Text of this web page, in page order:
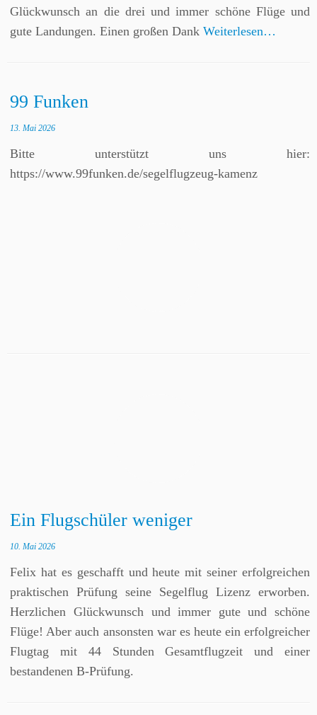
Glückwunsch an die drei und immer schöne Flüge und
gute Landungen. Einen großen DankWeiterlesen…
99 Funken
13. Mai 2026
Bitte unterstützt uns hier:
https://www.99funken.de/segelflugzeug-kamenz
Ein Flugschüler weniger
10. Mai 2026
Felix hat es geschafft und heute mit seiner erfolgreichen
praktischen Prüfung seine Segelflug Lizenz erworben.
Herzlichen Glückwunsch und immer gute und schöne
Flüge! Aber auch ansonsten war es heute ein erfolgreicher
Flugtag mit 44 Stunden Gesamtflugzeit und einer
bestandenen B-Prüfung.